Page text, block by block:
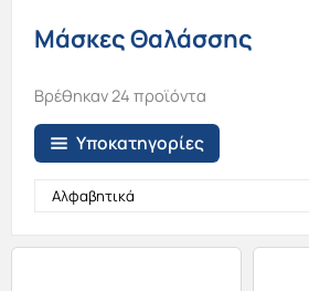
Μάσκες Θαλάσσης
Υποκατηγορίες
Βρέθηκαν 24 προϊόντα